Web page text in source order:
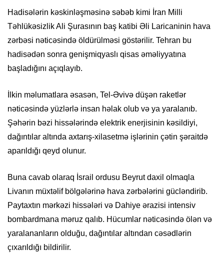
Hadisələrin kəskinləşməsinə səbəb kimi İran Milli
Təhlükəsizlik Ali Şurasının baş katibi Əli Laricaninin hava
zərbəsi nəticəsində öldürülməsi göstərilir. Tehran bu
hadisədən sonra genişmiqyaslı qisas əməliyyatına
başladığını açıqlayıb.
İlkin məlumatlara əsasən, Tel-Əvivə düşən raketlər
nəticəsində yüzlərlə insan həlak olub və ya yaralanıb.
Şəhərin bəzi hissələrində elektrik enerjisinin kəsildiyi,
dağıntılar altında axtarış-xilasetmə işlərinin çətin şəraitdə
aparıldığı qeyd olunur.
Buna cavab olaraq İsrail ordusu Beyrut daxil olmaqla
Livanın müxtəlif bölgələrinə hava zərbələrini gücləndirib.
Paytaxtın mərkəzi hissələri və Dahiye ərazisi intensiv
bombardmana məruz qalıb. Hücumlar nəticəsində ölən və
yaralananların olduğu, dağıntılar altından cəsədlərin
çıxarıldığı bildirilir.